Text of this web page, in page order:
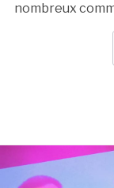
nombreux